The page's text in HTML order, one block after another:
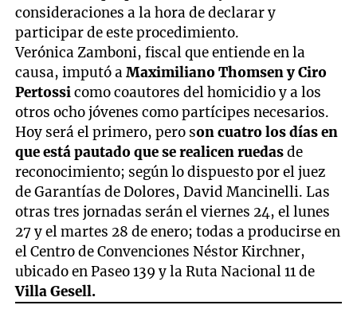
consideraciones a la hora de declarar y
participar de este procedimiento.
Verónica Zamboni, fiscal que entiende en la
causa, imputó aMaximiliano Thomsen y Ciro
Pertossicomo coautores del homicidio y a los
otros ocho jóvenes como partícipes necesarios.
Hoy será el primero, pero son cuatro los días en
que está pautado que se realicen ruedasde
reconocimiento; según lo dispuesto por el juez
de Garantías de Dolores, David Mancinelli. Las
otras tres jornadas serán el viernes 24, el lunes
27 y el martes 28 de enero; todas a producirse en
el Centro de Convenciones Néstor Kirchner,
ubicado en Paseo 139 y la Ruta Nacional 11 de
Villa Gesell.